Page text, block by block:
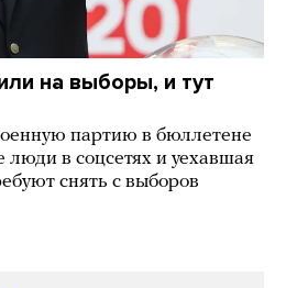
на выборы, и тут
партию в бюллетене
в соцсетях и уехавшая
снять с выборов